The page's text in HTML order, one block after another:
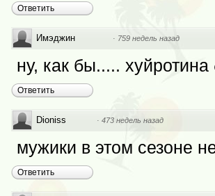
Ответить
Имэджин · 759 недель назад
ну, как бы..... хуйротина
Ответить
Dioniss · 473 недель назад
мужики в этом сезоне
Ответить